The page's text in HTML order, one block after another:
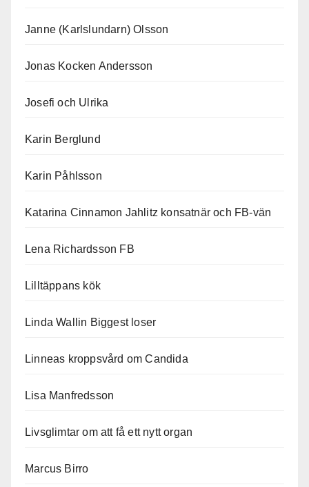
Janne (Karlslundarn) Olsson
Jonas Kocken Andersson
Josefi och Ulrika
Karin Berglund
Karin Påhlsson
Katarina Cinnamon Jahlitz konsatnär och FB-vän
Lena Richardsson FB
Lilltäppans kök
Linda Wallin Biggest loser
Linneas kroppsvård om Candida
Lisa Manfredsson
Livsglimtar om att få ett nytt organ
Marcus Birro